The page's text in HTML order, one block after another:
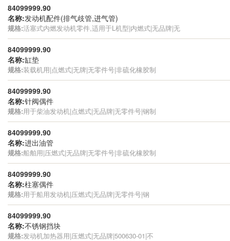
84099999.90
名称:发动机配件(排气歧管,进气管)
规格:活塞式内燃发动机零件,适用于L机型|内燃式|无品牌|无
84099999.90
名称:缸垫
规格:装载机用|点燃式|无牌|无零件号|非硫化橡胶制
84099999.90
名称:针阀偶件
规格:用于柴油发动机|点燃式|无品牌|无零件号|钢制
84099999.90
名称:进出油管
规格:船舶用|压燃式|无品牌|无零件号|非硫化橡胶制
84099999.90
名称:柱塞偶件
规格:用于船用发动机|压燃式|无品牌|无零件号|钢
84099999.90
名称:不锈钢挡块
规格:发动机加热器用|压燃式|无品牌|500630-01|不